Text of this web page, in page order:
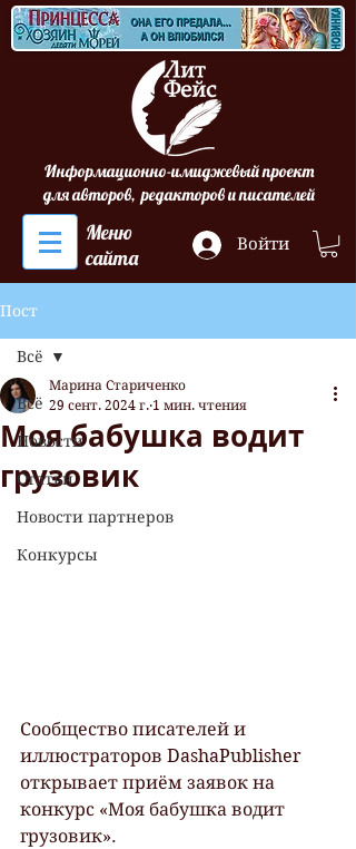
Информационно-имиджевый проект
для авторов, редакторов и писателей
Меню
сайта
Войти
Пост
Всё
Новости
Статьи
Новости партнеров
Конкурсы
Всё
Моя бабушка водит
грузовик
Марина Стариченко
29 сент. 2024 г. 1 мин. чтения
Сообщество писателей и
иллюстраторов DashaPublisher
открывает приём заявок на
конкурс «Моя бабушка водит
грузовик».